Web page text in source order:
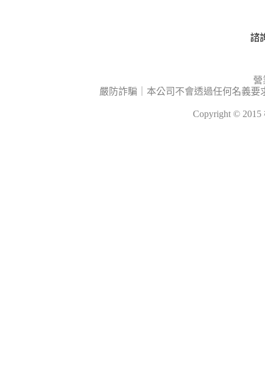
諮
營
嚴防詐騙｜本公司不會透過任何名義
Copyright ©